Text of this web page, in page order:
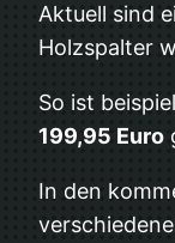
Aktuell sind
Holzspalter
So ist
199,95 Euro
In den